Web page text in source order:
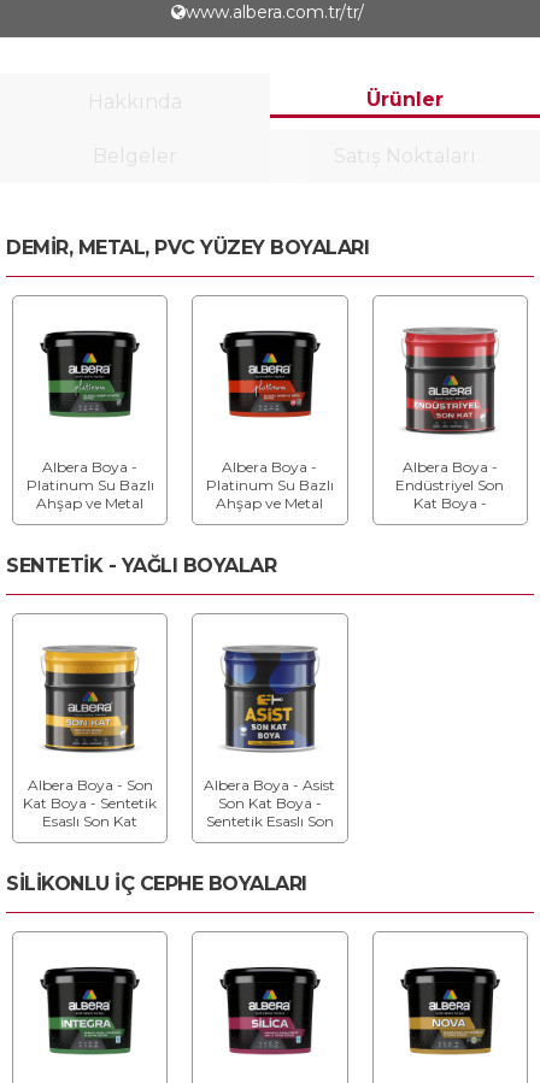
www.albera.com.tr/tr/
Hakkında Ürünler
Belgeler Satış Noktaları
DEMİR, METAL, PVC YÜZEY BOYALARI
Albera Boya -
Platinum Su Bazlı
Ahşap ve Metal
Boyası - Su Bazlı
Boyası
Albera Boya -
Platinum Su Bazlı
Ahşap ve Metal
Boyası Yarı Mat -
Metal Boyası Yarı
Mat
Albera Boya -
Endüstriyel Son
Kat Boya -
Endüstriyel Son
SENTETİK - YAĞLI BOYALAR
Albera Boya - Son
Kat Boya - Sentetik
Esaslı Son Kat
Boya
Albera Boya - Asist
Son Kat Boya -
Sentetik Esaslı Son
Kat Boya
SİLİKONLU İÇ CEPHE BOYALARI